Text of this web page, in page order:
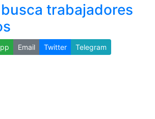
trabajadores
Email Twitter Telegram